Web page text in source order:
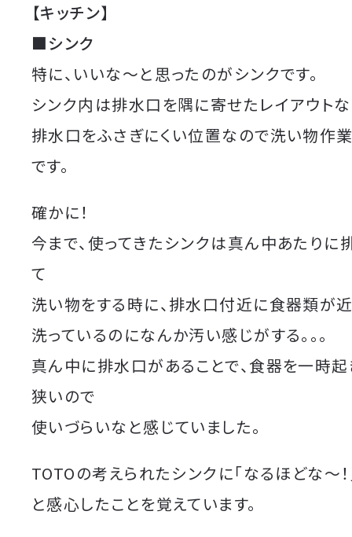
【キッチン】
■シンク
特に、いいな〜と思ったのがシンクです。
シンク内は排水口を隅に寄せたレイアウトな
排水口をふさぎにくい位置なので洗い物作
です。
確かに！
今まで、使ってきたシンクは真ん中あたりに
て
洗い物をする時に、排水口付近に食器類が
洗っているのになんか汚い感じがする。。。
真ん中に排水口があることで、食器を一時
狭いので
使いづらいなと感じていました。
TOTOの考えられたシンクに「なるほどな〜！
と感心したことを覚えています。